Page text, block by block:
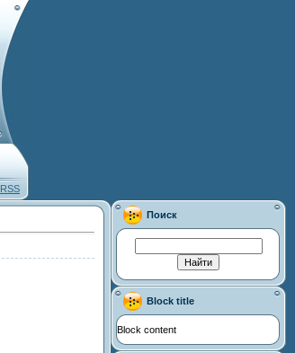
RSS
Поиск
Block title
Block content